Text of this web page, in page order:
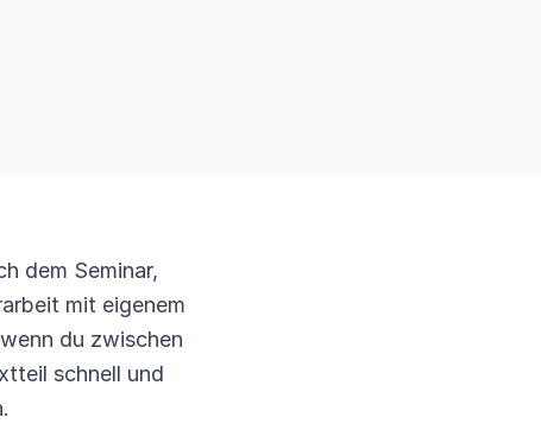
dem Seminar,
mit eigenem
du zwischen
schnell und